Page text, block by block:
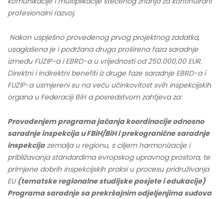
profesionalni razvoj.
Nakon uspješno provedenog prvog projektnog zadatka,
usaglašena je i podržana druga proširena faza saradnje
između FUZIP-a i EBRD-a u vrijednosti od 250.000,00 EUR.
Direktni i indirektni benefiti iz druge faze saradnje EBRD-a i
FUZIP-a usmjereni su na veću učinkovitost svih inspekcijskih
organa u Federaciji BiH a posredstvom zahtjeva za:
Provođenjem programa jačanja koordinacije odnosno
saradnje inspekcija u FBiH/BiH i prekogranične saradnje
inspekcijazemalja u regionu, s ciljem harmonizacije i
približavanja standardima evropskog upravnog prostora, te
primjene dobrih inspekcijskih praksi u procesu pridruživanja
EU (tematske regionalne studijske posjete i edukacije)
Programa saradnje sa prekršajnim odjeljenjima sudova